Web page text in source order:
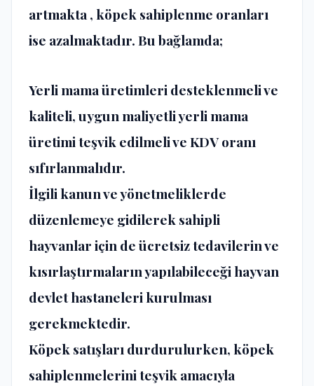
artmakta , köpek sahiplenme oranları
ise azalmaktadır. Bu bağlamda;
Yerli mama üretimleri desteklenmeli ve
kaliteli, uygun maliyetli yerli mama
üretimi teşvik edilmeli ve KDV oranı
sıfırlanmalıdır.
İlgili kanun ve yönetmeliklerde
düzenlemeye gidilerek sahipli
hayvanlar için de ücretsiz tedavilerin ve
kısırlaştırmaların yapılabileceği hayvan
devlet hastaneleri kurulması
gerekmektedir.
Köpek satışları durdurulurken, köpek
sahiplenmelerini teşvik amacıyla